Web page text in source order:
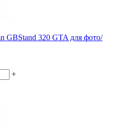
GBStand 320 GTA для фото/
+